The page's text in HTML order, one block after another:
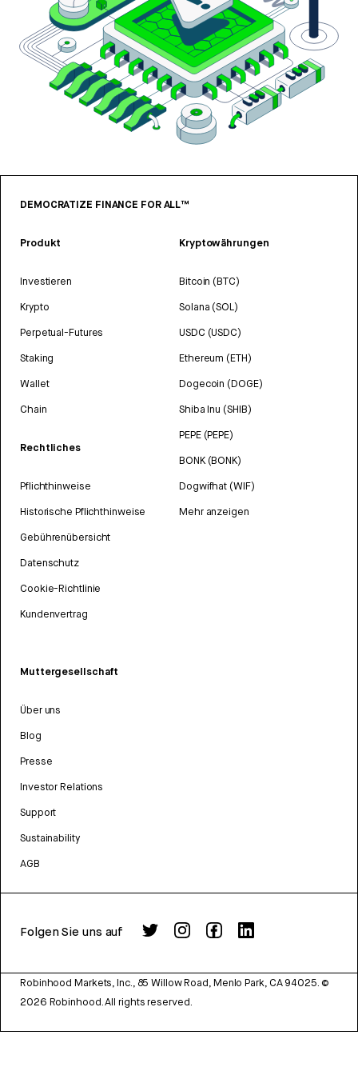
DEMOCRATIZE FINANCE FOR ALL™
Produkt
Investieren
Krypto
Perpetual-Futures
Staking
Wallet
Chain
Rechtliches
Pflichthinweise
Historische Pflichthinweise
Gebührenübersicht
Datenschutz
Cookie-Richtlinie
Kundenvertrag
Kryptowährungen
Bitcoin (BTC)
Solana (SOL)
USDC (USDC)
Ethereum (ETH)
Dogecoin (DOGE)
Shiba Inu (SHIB)
PEPE (PEPE)
BONK (BONK)
Dogwifhat (WIF)
Mehr anzeigen
Muttergesellschaft
Über uns
Blog
Presse
Investor Relations
Support
Sustainability
AGB
Folgen Sie uns auf
Robinhood Markets, Inc., 85 Willow Road, Menlo Park, CA 94025. ©
2026 Robinhood. All rights reserved.